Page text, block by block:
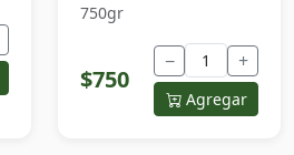
750gr
$750
− +
Agregar